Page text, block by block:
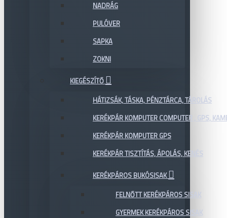
NADRÁG
PULÓVER
SAPKA
ZOKNI
KIEGÉSZÍTŐ
HÁTIZSÁK, TÁSKA, PÉNZTÁRCA, TÁROLÁS
KERÉKPÁR KOMPUTER COMPUTER , GPS,
KERÉKPÁR KOMPUTER GPS
KERÉKPÁR TISZTÍTÁS, ÁPOLÁS, KENÉS
KERÉKPÁROS BUKÓSISAK
FELNŐTT KERÉKPÁROS SISAK
GYERMEK KERÉKPÁROS SISAK